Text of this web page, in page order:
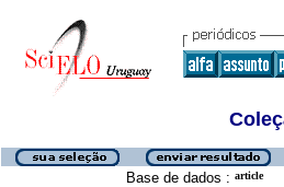
Base de dados : article